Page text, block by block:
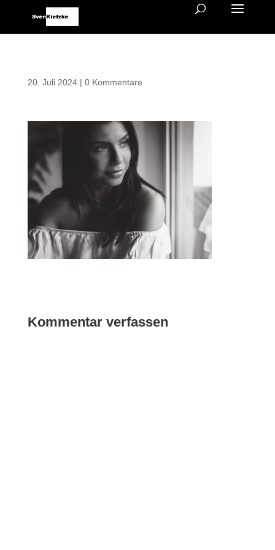
20. Juli 2024| 0 Kommentare
Kommentar verfassen